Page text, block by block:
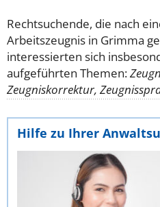
Rechtsuchende, die nach
Arbeitszeugnis in Grimma
interessierten sich
aufgeführten Themen:
Zeugniskorrektur,
Hilfe zu Ihrer